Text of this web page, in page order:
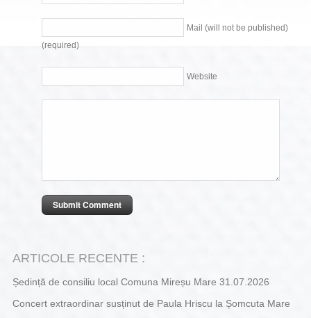
Mail (will not be published)
(required)
Website
ARTICOLE RECENTE :
Ședință de consiliu local Comuna Mireșu Mare 31.07.2026
Concert extraordinar susținut de Paula Hriscu la Șomcuta Mare